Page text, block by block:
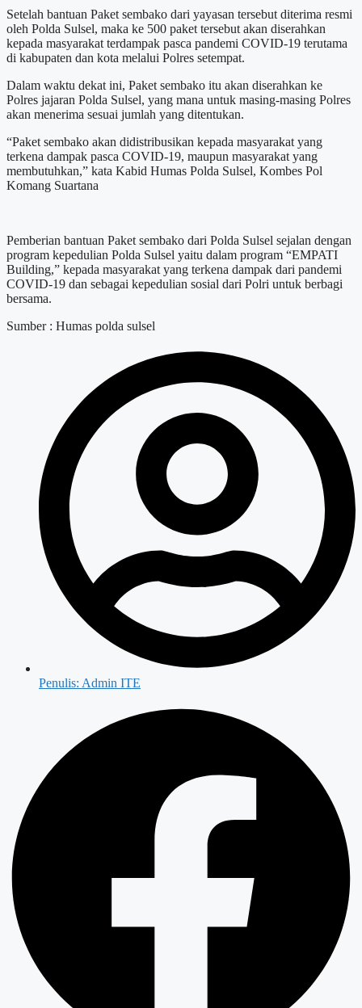
Setelah bantuan Paket sembako dari yayasan tersebut diterima resmi
oleh Polda Sulsel, maka ke 500 paket tersebut akan diserahkan
kepada masyarakat terdampak pasca pandemi COVID-19 terutama
di kabupaten dan kota melalui Polres setempat.
Dalam waktu dekat ini, Paket sembako itu akan diserahkan ke
Polres jajaran Polda Sulsel, yang mana untuk masing-masing Polres
akan menerima sesuai jumlah yang ditentukan.
“Paket sembako akan didistribusikan kepada masyarakat yang
terkena dampak pasca COVID-19, maupun masyarakat yang
membutuhkan,” kata Kabid Humas Polda Sulsel, Kombes Pol
Komang Suartana
Pemberian bantuan Paket sembako dari Polda Sulsel sejalan dengan
program kepedulian Polda Sulsel yaitu dalam program “EMPATI
Building,” kepada masyarakat yang terkena dampak dari pandemi
COVID-19 dan sebagai kepedulian sosial dari Polri untuk berbagi
bersama.
Sumber : Humas polda sulsel
Penulis: Admin ITE